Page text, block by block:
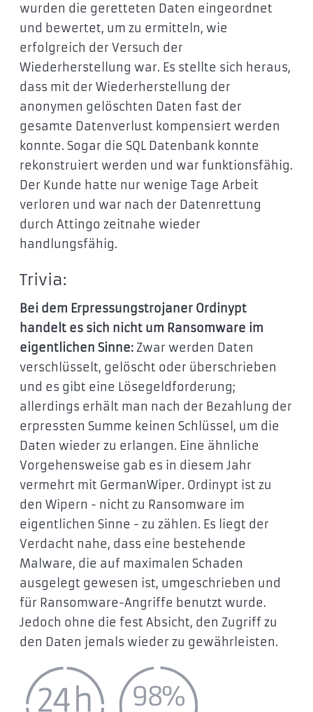
wurden die geretteten Daten eingeordnet
und bewertet, um zu ermitteln, wie
erfolgreich der Versuch der
Wiederherstellung war. Es stellte sich heraus,
dass mit der Wiederherstellung der
anonymen gelöschten Daten fast der
gesamte Datenverlust kompensiert werden
konnte. Sogar die SQL Datenbank konnte
rekonstruiert werden und war funktionsfähig.
Der Kunde hatte nur wenige Tage Arbeit
verloren und war nach der Datenrettung
durch Attingo zeitnahe wieder
handlungsfähig.
Trivia:
Bei dem Erpressungstrojaner Ordinypt
handelt es sich nicht um Ransomware im
eigentlichen Sinne: Zwar werden Daten
verschlüsselt, gelöscht oder überschrieben
und es gibt eine Lösegeldforderung;
allerdings erhält man nach der Bezahlung der
erpressten Summe keinen Schlüssel, um die
Daten wieder zu erlangen. Eine ähnliche
Vorgehensweise gab es in diesem Jahr
vermehrt mit GermanWiper. Ordinypt ist zu
den Wipern - nicht zu Ransomware im
eigentlichen Sinne - zu zählen. Es liegt der
Verdacht nahe, dass eine bestehende
Malware, die auf maximalen Schaden
ausgelegt gewesen ist, umgeschrieben und
für Ransomware-Angriffe benutzt wurde.
Jedoch ohne die fest Absicht, den Zugriff zu
den Daten jemals wieder zu gewährleisten.